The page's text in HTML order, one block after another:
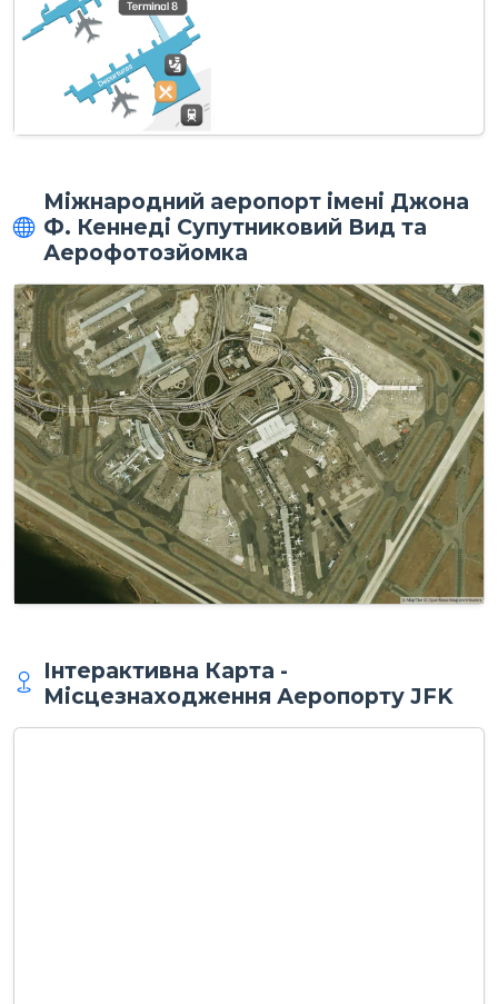
Міжнародний аеропорт імені Джона
Ф. Кеннеді Супутниковий Вид та
Аерофотозйомка
Інтерактивна Карта -
Місцезнаходження Аеропорту JFK